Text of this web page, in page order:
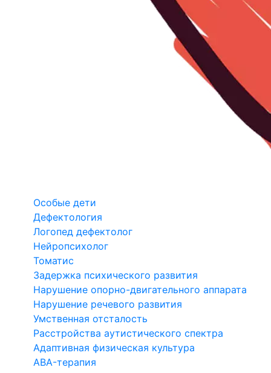
Особые дети
Дефектология
Логопед дефектолог
Нейропсихолог
Томатис
Задержка психического развития
Нарушение опорно-двигательного аппарата
Нарушение речевого развития
Умственная отсталость
Расстройства аутистического спектра
Адаптивная физическая культура
ABA-терапия